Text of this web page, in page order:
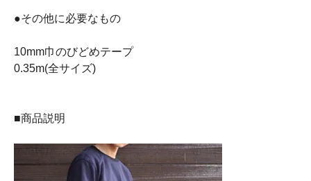
●その他に必要なもの
10mm巾のびどめテープ
0.35m(全サイズ)
■商品説明